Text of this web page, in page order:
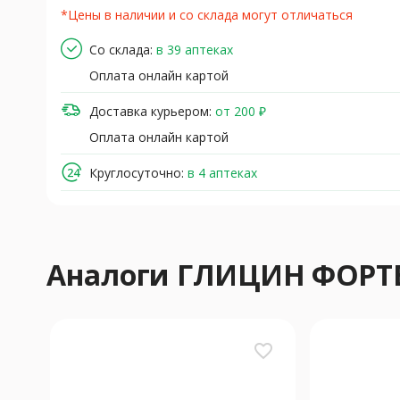
*Цены в наличии и со склада могут отличаться
Со склада: в 39 аптеках
Оплата онлайн картой
Доставка курьером: от 200 ₽
Оплата онлайн картой
Круглосуточно: в 4 аптеках
Аналоги ГЛИЦИН
favorite_border